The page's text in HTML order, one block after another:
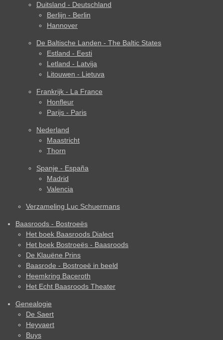
Duitsland - Deutschland
Berlijn - Berlin
Hannover
De Baltische Landen - The Baltic States
Estland - Eesti
Letland - Latvija
Litouwen - Lietuva
Frankrijk - La France
Honfleur
Parijs - Paris
Nederland
Maastricht
Thorn
Spanje - España
Madrid
Valencia
Verzameling Luc Schuermans
Baasroods - Bostroeës
Het boek Baasroods Dialect
Het boek Bostroeës - Baasroods
De Klauëne Prins
Baasrode - Bostroeë in beeld
Heemkring Baceroth
Het Echt Baasroods Theater
Genealogie
De Saert
Heyvaert
Buys